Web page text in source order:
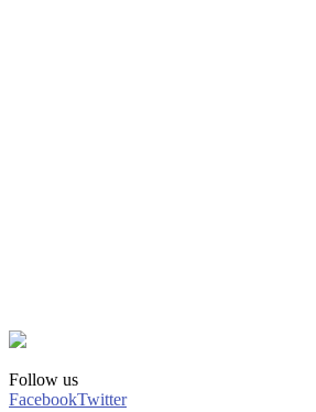
Follow us
FacebookTwitter